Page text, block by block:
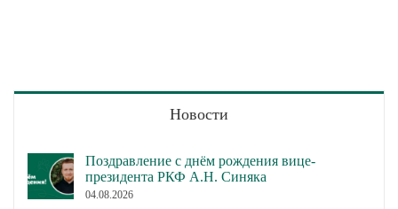
Новости
Поздравление с днём рождения вице-
президента РКФ А.Н. Синяка
04.08.2026